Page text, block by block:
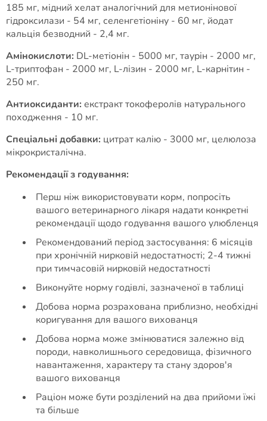
185 мг, мідний хелат аналогічний для метионінової
гідроксилази - 54 мг, селенгетіоніну - 60 мг, йодат
кальція безводний - 2,4 мг.
Амінокислоти: DL-метіонін - 5000 мг, таурін - 2000 мг,
L-триптофан - 2000 мг, L-лізин - 2000 мг, L-карнітин -
250 мг.
Антиоксиданти: екстракт токоферолів натурального
походження - 10 мг.
Спеціальні добавки: цитрат калію - 3000 мг, целюлоза
мікрокристалічна.
Рекомендації з годування:
Перш ніж використовувати корм, попросіть
вашого ветеринарного лікаря надати конкретні
рекомендації щодо годування вашого улюбленця
Рекомендований період застосування: 6 місяців
при хронічній нирковій недостатності; 2-4 тижні
при тимчасовій нирковій недостатності
Виконуйте норму годівлі, зазначеної в таблиці
Добова норма розрахована приблизно, необхідні
коригування для вашого вихованця
Добова норма може змінюватися залежно від
породи, навколишнього середовища, фізичного
навантаження, характеру та стану здоров'я
вашого вихованця
Раціон може бути розділений на два прийоми їжі
та більше